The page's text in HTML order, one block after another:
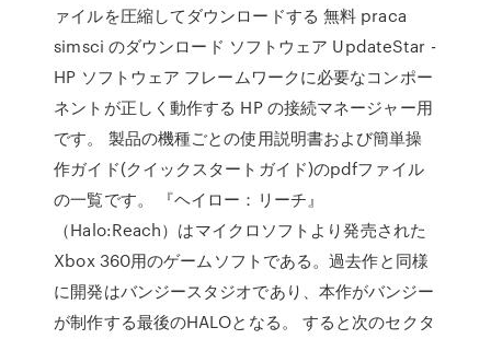
ァイルを圧縮してダウンロードする 無料 praca
simsci のダウンロード ソフトウェア UpdateStar -
HP ソフトウェア フレームワークに必要なコンポー
ネントが正しく動作する HP の接続マネージャー用
です。 製品の機種ごとの使用説明書および簡単操
作ガイド(クイックスタートガイド)のpdfファイル
の一覧です。 『ヘイロー：リーチ』
（Halo:Reach）はマイクロソフトより発売された
Xbox 360用のゲームソフトである。過去作と同様
に開発はバンジースタジオであり、本作がバンジー
が制作する最後のHALOとなる。 すると次のセクタ